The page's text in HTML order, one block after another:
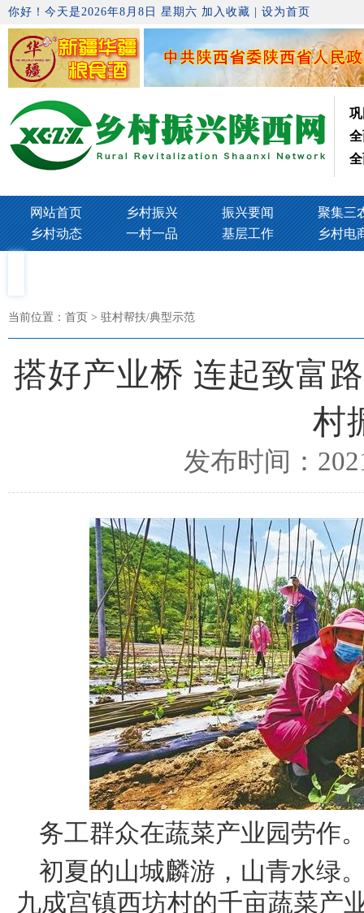
你好！今天是2026年8月8日 星期六 加入收藏 设为首页
网站首页 乡村振兴 振兴要闻
聚集三
乡村动态
一村一品 基层工作 乡村电
当前位置： 首页> 驻村帮扶/典型示范
搭好产业桥 连起致富
村
发布时间：
务工群众在蔬菜产业园劳作
初夏的山城麟游，山青水绿
九成宫镇西坊村的千亩蔬菜产